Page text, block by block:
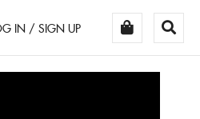
IN / SIGN UP